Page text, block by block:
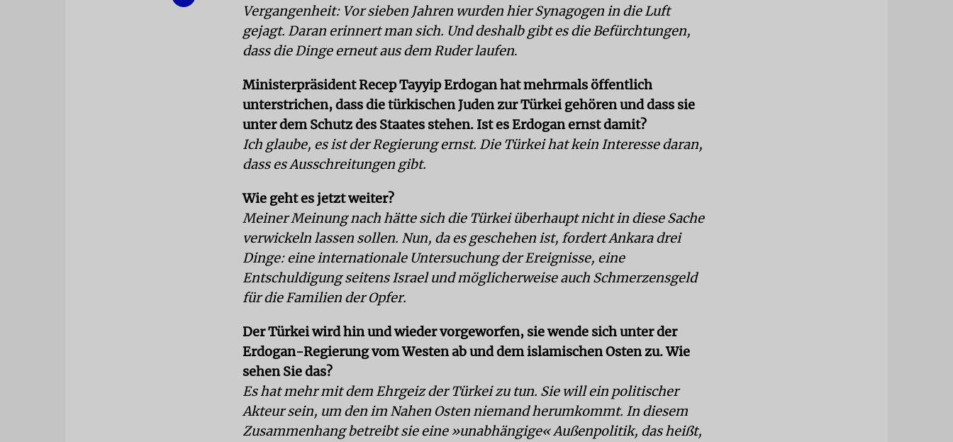
Vergangenheit: Vor sieben Jahren wurden hier Synagogen in die Luft
gejagt. Daran erinnert man sich. Und deshalb gibt es die Befürchtungen,
dass die Dinge erneut aus dem Ruder laufen.
Ministerpräsident Recep Tayyip Erdogan hat mehrmals öffentlich
unterstrichen, dass die türkischen Juden zur Türkei gehören und dass sie
unter dem Schutz des Staates stehen. Ist es Erdogan ernst damit?
Ich glaube, es ist der Regierung ernst. Die Türkei hat kein Interesse daran,
dass es Ausschreitungen gibt.
Wie geht es jetzt weiter?
Meiner Meinung nach hätte sich die Türkei überhaupt nicht in diese Sache
verwickeln lassen sollen. Nun, da es geschehen ist, fordert Ankara drei
Dinge: eine internationale Untersuchung der Ereignisse, eine
Entschuldigung seitens Israel und möglicherweise auch Schmerzensgeld
für die Familien der Opfer.
Der Türkei wird hin und wieder vorgeworfen, sie wende sich unter der
Erdogan-Regierung vom Westen ab und dem islamischen Osten zu. Wie
sehen Sie das?
Es hat mehr mit dem Ehrgeiz der Türkei zu tun. Sie will ein politischer
Akteur sein, um den im Nahen Osten niemand herumkommt. In diesem
Zusammenhang betreibt sie eine »unabhängige« Außenpolitik, das heißt,